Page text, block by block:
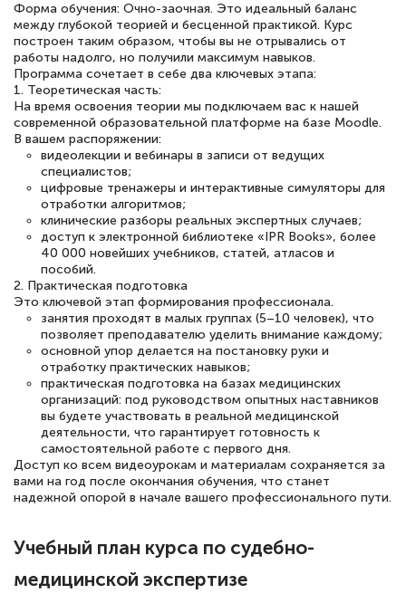
Евгения Коротких
Знаток города 2 уровня
12 марта 2026
Спасибо большое Академии! Грамотное,
вежливое сопровождение! Всё чётко и
понятно! Проходила повышение
квалификации. Ещё раз - СПАСИБО!
Елена Петрикс
Знаток города 5 уровня
11 марта 2026
Всем добрый день! Я прошла курс
повышени каалификации по
специальности «Тренер-преподаватель
по тяжелой атлетике»! Хочется
подчеркуть, что при обращении
оперативно связались со мной
интересующие вопросы и в течении
Форма обучения: Очно-заочная. Это идеальный баланс
между глубокой теорией и бесценной практикой. Курс
построен таким образом, чтобы вы не отрывались от
работы надолго, но получили максимум навыков.
Программа сочетает в себе два ключевых этапа:
1. Теоретическая часть:
На время освоения теории мы подключаем вас к нашей
современной образовательной платформе на базе Moodle.
В вашем распоряжении:
видеолекции и вебинары в записи от ведущих
специалистов;
цифровые тренажеры и интерактивные симуляторы для
отработки алгоритмов;
клинические разборы реальных экспертных случаев;
доступ к электронной библиотеке «IPR Books», более
40 000 новейших учебников, статей, атласов и
пособий.
2. Практическая подготовка
Это ключевой этап формирования профессионала.
занятия проходят в малых группах (5–10 человек), что
позволяет преподавателю уделить внимание каждому;
основной упор делается на постановку руки и
отработку практических навыков;
практическая подготовка на базах медицинских
организаций: под руководством опытных наставников
вы будете участвовать в реальной медицинской
деятельности, что гарантирует готовность к
самостоятельной работе с первого дня.
Доступ ко всем видеоурокам и материалам сохраняется за
вами на год после окончания обучения, что станет
надежной опорой в начале вашего профессионального пути.
Учебный план курса по судебно-
медицинской экспертизе